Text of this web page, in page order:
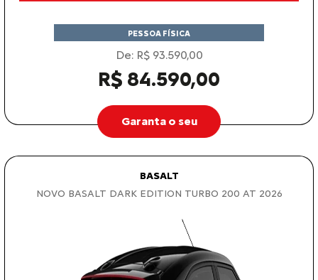
PESSOA FÍSICA
De: R$ 93.590,00
R$ 84.590,00
Garanta o seu
BASALT
NOVO BASALT DARK EDITION TURBO 200 AT 2026